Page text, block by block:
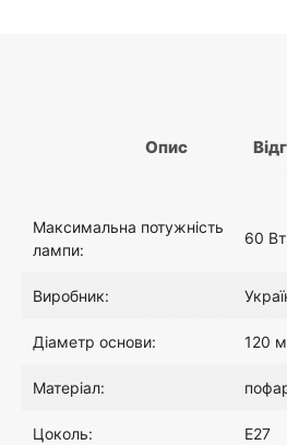
Опис
Максимальна потужність
лампи:
60 Вт
Виробник:
Діаметр основи: 120
Матеріал:
Цоколь: E27